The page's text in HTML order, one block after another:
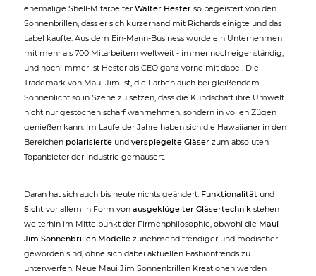
ehemalige Shell-Mitarbeiter Walter Hester so begeistert von den
Sonnenbrillen, dass er sich kurzerhand mit Richards einigte und das
Label kaufte. Aus dem Ein-Mann-Business wurde ein Unternehmen
mit mehr als 700 Mitarbeitern weltweit - immer noch eigenständig,
und noch immer ist Hester als CEO ganz vorne mit dabei. Die
Trademark von Maui Jim ist, die Farben auch bei gleißendem
Sonnenlicht so in Szene zu setzen, dass die Kundschaft ihre Umwelt
nicht nur gestochen scharf wahrnehmen, sondern in vollen Zügen
genießen kann. Im Laufe der Jahre haben sich die Hawaiianer in den
Bereichen polarisierte und verspiegelte Gläser zum absoluten
Topanbieter der Industrie gemausert.
Daran hat sich auch bis heute nichts geändert. Funktionalität und
Sicht vor allem in Form von ausgeklügelter Gläsertechnik stehen
weiterhin im Mittelpunkt der Firmenphilosophie, obwohl die Maui
Jim Sonnenbrillen Modelle zunehmend trendiger und modischer
geworden sind, ohne sich dabei aktuellen Fashiontrends zu
unterwerfen. Neue Maui Jim Sonnenbrillen Kreationen werden